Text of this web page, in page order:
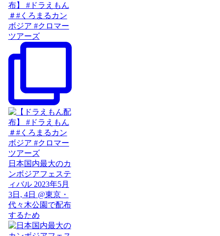
布】 #ドラえもん
＃#くろまるカン
ボジア #クロマー
ツアーズ
日本国内最大のカ
ンボジアフェステ
ィバル 2023年5月
3日, 4日 @東京・
代々木公園で配布
するため